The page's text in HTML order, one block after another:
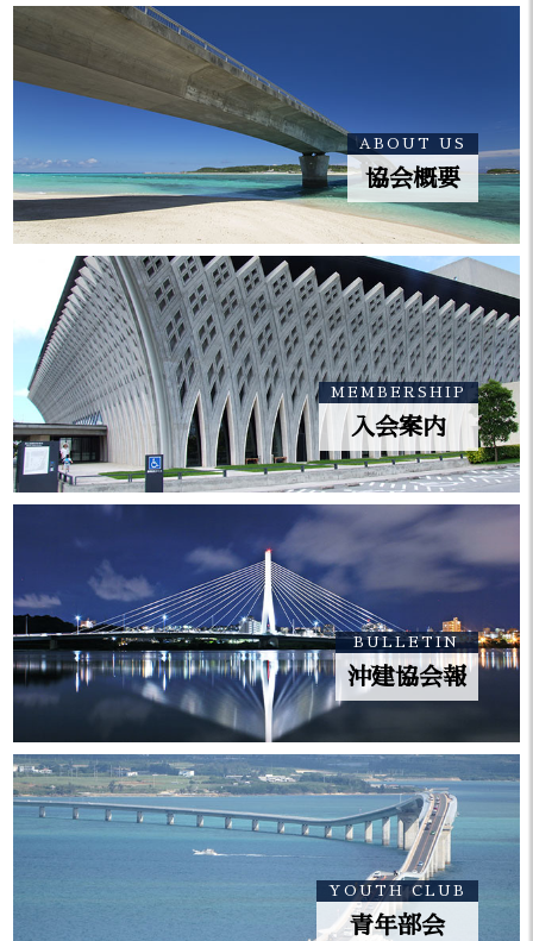
2024.03.25
「沖建協会報 3月号」を掲載しまし
た。
「沖建協会報 2月号」を掲載しまし
た。
2024.01.15
「沖建協会報 1月号」を掲載しまし
た。
2023.12.26
「沖建協会報 12月号」を掲載しま
した。
2023.11.24
「沖建協会報 11月号」を掲載しま
した。
2023.10.16
建設業界イメージアップに向けた
「土木でＳＮＳをジャックするアク
ション企画」について
2023.10.11
「沖建協会報 10月号」を掲載しま
した。
2023.09.15
「沖建協会報 9月号」を掲載しまし
た。
2023.08.18
「沖建協会報 8月号」を掲載しまし
た。
次の50件 >
ABOUT US
協会概要
MEMBERSHIP
入会案内
BULLETIN
沖建協会報
YOUTH CLUB
青年部会